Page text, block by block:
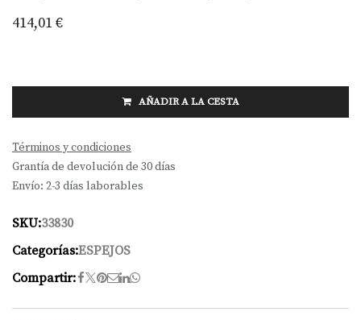
414,01€
AÑADIR A LA CESTA
Términos y condiciones
Grantía de devolución de 30 días
Envío: 2-3 días laborables
SKU:33830
Categorías:ESPEJOS
Compartir: